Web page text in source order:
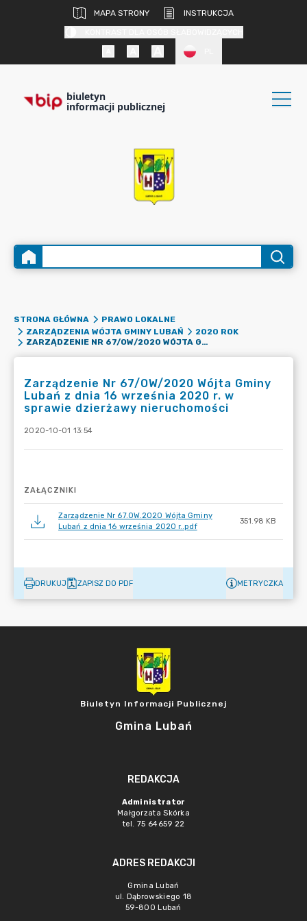
MAPA STRONY
INSTRUKCJA
biuletyn
informacji publicznej
STRONA GŁÓWNA
PRAWO LOKALNE
ZARZĄDZENIA WÓJTA GMINY LUBAŃ
2020 ROK
ZARZĄDZENIE NR 67/OW/2020 WÓJTA GMINY LUBAŃ Z DNIA 16 WRZEŚNIA 2020 R. W SPRAWIE DZIERŻAWY NIERUCHOMOŚCI
Zarządzenie Nr 67/OW/2020 Wójta Gminy
Lubań z dnia 16 września 2020 r. w
sprawie dzierżawy nieruchomości
2020-10-01 13:54
ZAŁĄCZNIKI
Zarządzenie Nr 67.OW.2020 Wójta Gminy
Lubań z dnia 16 września 2020 r..pdf
351.98 KB
DRUKUJ ZAPISZ DO PDF METRYCZKA
Biuletyn Informacji Publicznej
Gmina Lubań
REDAKCJA
Administrator
Małgorzata Skórka
tel. 75 64659 22
ADRES REDAKCJI
Gmina Lubań
ul. Dąbrowskiego 18
59-800 Lubań